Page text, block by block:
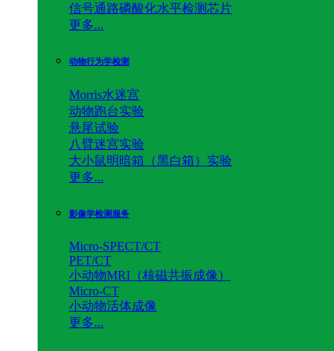
信号通路磷酸化水平检测芯片
更多...
动物行为学检测
Morris水迷宫
动物跑台实验
悬尾试验
八臂迷宫实验
大小鼠明暗箱（黑白箱）实验
更多...
影像学检测服务
Micro-SPECT/CT
PET/CT
小动物MRI（核磁共振成像）
Micro-CT
小动物活体成像
更多...